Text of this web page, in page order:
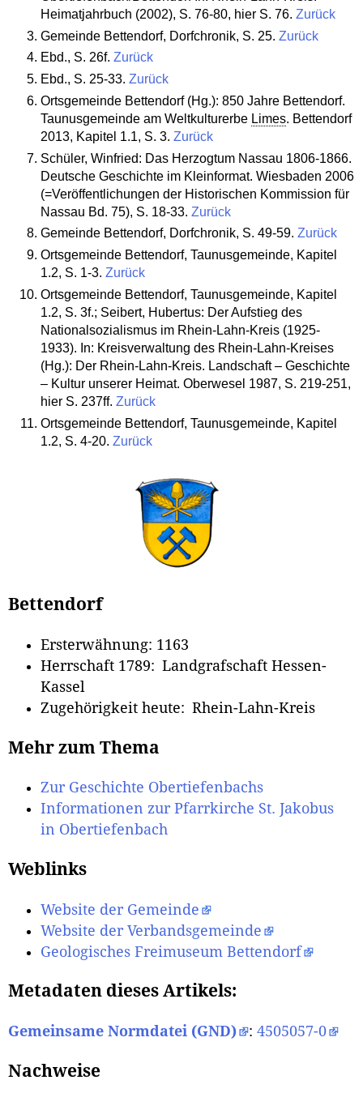
Heimatjahrbuch (2002), S. 76-80, hier S. 76. Zurück
Gemeinde Bettendorf, Dorfchronik, S. 25. Zurück
Ebd., S. 26f. Zurück
Ebd., S. 25-33. Zurück
Ortsgemeinde Bettendorf (Hg.): 850 Jahre Bettendorf.
Taunusgemeinde am Weltkulturerbe Limes. Bettendorf
2013, Kapitel 1.1, S. 3. Zurück
Schüler, Winfried: Das Herzogtum Nassau 1806-1866.
Deutsche Geschichte im Kleinformat. Wiesbaden 2006
(=Veröffentlichungen der Historischen Kommission für
Nassau Bd. 75), S. 18-33. Zurück
Gemeinde Bettendorf, Dorfchronik, S. 49-59. Zurück
Ortsgemeinde Bettendorf, Taunusgemeinde, Kapitel
1.2, S. 1-3. Zurück
Ortsgemeinde Bettendorf, Taunusgemeinde, Kapitel
1.2, S. 3f.; Seibert, Hubertus: Der Aufstieg des
Nationalsozialismus im Rhein-Lahn-Kreis (1925-
1933). In: Kreisverwaltung des Rhein-Lahn-Kreises
(Hg.): Der Rhein-Lahn-Kreis. Landschaft – Geschichte
– Kultur unserer Heimat. Oberwesel 1987, S. 219-251,
hier S. 237ff. Zurück
Ortsgemeinde Bettendorf, Taunusgemeinde, Kapitel
1.2, S. 4-20. Zurück
Bettendorf
Ersterwähnung: 1163
Herrschaft 1789: Landgrafschaft Hessen-
Kassel
Zugehörigkeit heute: Rhein-Lahn-Kreis
Mehr zum Thema
Zur Geschichte Obertiefenbachs
Informationen zur Pfarrkirche St. Jakobus
in Obertiefenbach
Weblinks
Website der Gemeinde
Website der Verbandsgemeinde
Geologisches Freimuseum Bettendorf
Metadaten dieses Artikels:
Gemeinsame Normdatei (GND) : 4505057-0
Nachweise